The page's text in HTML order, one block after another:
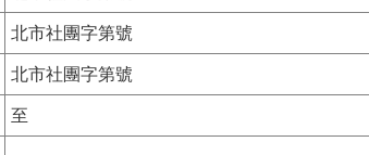
北市社團字第號
北市社團字第號
至